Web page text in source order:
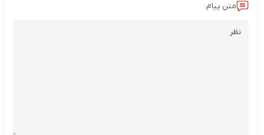
متن پیام: